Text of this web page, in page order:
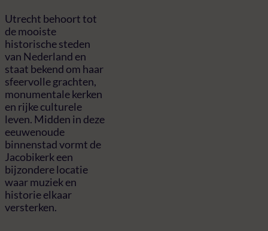
Utrecht behoort tot
de mooiste
historische steden
van Nederland en
staat bekend om haar
sfeervolle grachten,
monumentale kerken
en rijke culturele
leven. Midden in deze
eeuwenoude
binnenstad vormt de
Jacobikerk een
bijzondere locatie
waar muziek en
historie elkaar
versterken.